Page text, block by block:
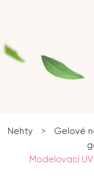
Nehty > Gelové
Modelovací